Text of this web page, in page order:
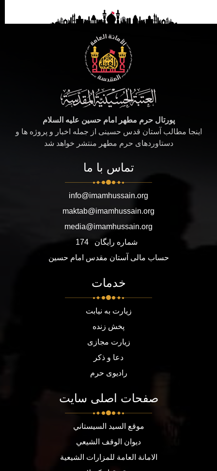
پورتال حرم مطهر امام حسین علیه السلام
اینجا مطالب آستان قدس حسینی از جمله اخبار و پروژه ها و
دستاوردهای حرم مطهر منتشر خواهد شد
تماس با ما
info@imamhussain.org
maktab@imamhussain.org
media@imamhussain.org
شماره رایگان
174
حساب مالی آستان مقدس امام حسین
خدمات
زیارت به نیابت
پخش زنده
زیارت مجازی
دعا و ذکر
رادیوی حرم
صفحات اصلی سایت
موقع السيد السيستاني
ديوان الوقف الشيعي
الامانة العامة للمزارات الشيعية